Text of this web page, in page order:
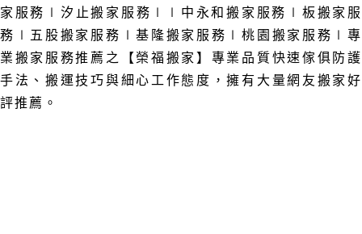
家服務 ∣汐止搬家服務 ∣ ∣中永和搬家服務 ∣板 搬家服
務 ∣五股搬家服務 ∣基隆搬家服務 ∣桃園 搬家服務 ∣專
業 搬家服務推薦之
【榮福搬家】專業品質快速傢俱防護
手法、搬運技巧與細心工作態度，擁有大量網友搬家好
評推薦。